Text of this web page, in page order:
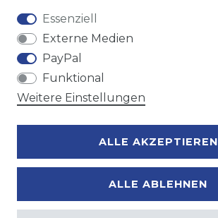
Essenziell
Externe Medien
PayPal
Funktional
Weitere Einstellungen
ALLE AKZEPTIEREN
ALLE ABLEHNEN